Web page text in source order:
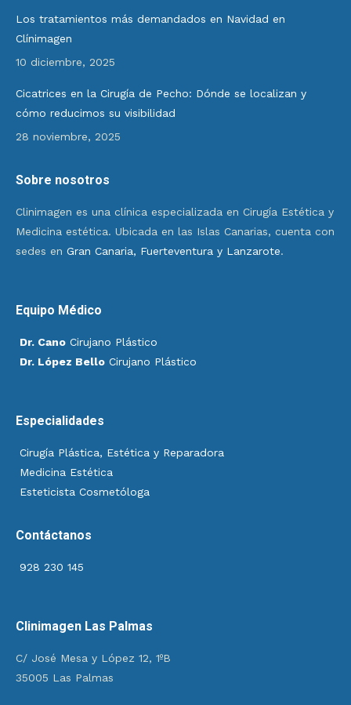
Los tratamientos más demandados en Navidad en
Clínimagen
10 diciembre, 2025
Cicatrices en la Cirugía de Pecho: Dónde se localizan y
cómo reducimos su visibilidad
28 noviembre, 2025
Sobre nosotros
Clinimagen es una clínica especializada en Cirugía Estética y
Medicina estética. Ubicada en las Islas Canarias, cuenta con
sedes en Gran Canaria, Fuerteventura y Lanzarote.
Equipo Médico
Dr. Cano Cirujano Plástico
Dr. López Bello Cirujano Plástico
Especialidades
Cirugía Plástica, Estética y Reparadora
Medicina Estética
Esteticista Cosmetóloga
Contáctanos
928 230 145
Clinimagen Las Palmas
C/ José Mesa y López 12, 1ºB
35005 Las Palmas